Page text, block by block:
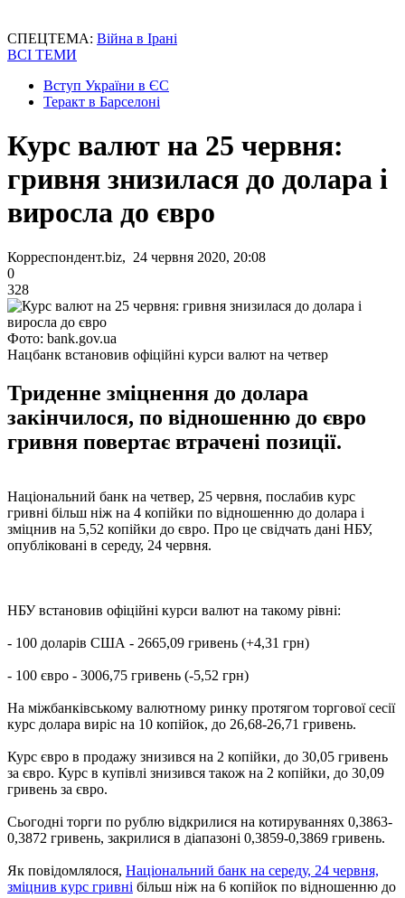
СПЕЦТЕМА: Війна в Ірані
ВСІ ТЕМИ
Вступ України в ЄС
Теракт в Барселоні
Курс валют на 25 червня:
гривня знизилася до долара і
виросла до євро
Корреспондент.biz, 24 червня 2020, 20:08
0
328
Фото: bank.gov.ua
Нацбанк встановив офіційні курси валют на четвер
Триденне зміцнення до долара
закінчилося, по відношенню до євро
гривня повертає втрачені позиції.
Національний банк на четвер, 25 червня, послабив курс
гривні більш ніж на 4 копійки по відношенню до долара і
зміцнив на 5,52 копійки до євро. Про це свідчать дані НБУ,
опубліковані в середу, 24 червня.
НБУ встановив офіційні курси валют на такому рівні:
- 100 доларів США - 2665,09 гривень (+4,31 грн)
- 100 євро - 3006,75 гривень (-5,52 грн)
На міжбанківському валютному ринку протягом торгової сесії
курс долара виріс на 10 копійок, до 26,68-26,71 гривень.
Курс євро в продажу знизився на 2 копійки, до 30,05 гривень
за євро. Курс в купівлі знизився також на 2 копійки, до 30,09
гривень за євро.
Сьогодні торги по рублю відкрилися на котируваннях 0,3863-
0,3872 гривень, закрилися в діапазоні 0,3859-0,3869 гривень.
Як повідомлялося, Національний банк на середу, 24 червня,
зміцнив курс гривні більш ніж на 6 копійок по відношенню до